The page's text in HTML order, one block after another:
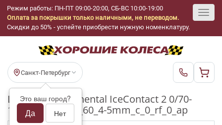
Режим работы: ПН-ПТ 09:00-20:00, СБ-ВС 10:00-19:00
Оплата за покрышки только наличными, не переводом.
Скидки до 50% - успейте приобрести нужную номенклатуру.
Санкт-Петербург
Это ваш город?
Да Нет
Шины бу Continental IceContact 2 0/70-
100pct R18_285_60_4-5mm_c_0_rf_0_ap